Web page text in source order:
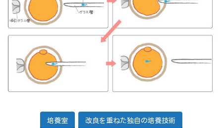
培養室 改良を重ねた独自の培養技術